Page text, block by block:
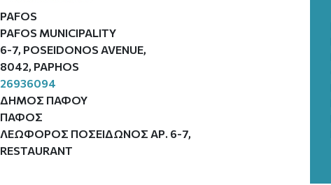
PAFOS
PAFOS MUNICIPALITY
6-7, POSEIDONOS AVENUE,
8042, PAPHOS
26936094
ΔΗΜΟΣ ΠΑΦΟΥ
ΠΑΦΟΣ
ΛΕΩΦΟΡΟΣ ΠΟΣΕΙΔΩΝΟΣ ΑΡ. 6-7,
RESTAURANT